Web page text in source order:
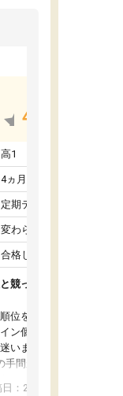
4.0
高1
4ヵ月～1年未満
定期テスト対策
変わらなかった
合格した
競って勉強したい
位を下げたくなか
ン個別指導塾に入
いましたが、まだ
間が面倒だったの
。こちらの塾では
：2025年08月09日